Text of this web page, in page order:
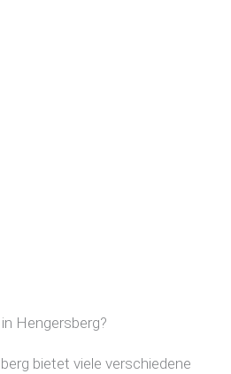
Hengersberg?
bietet viele verschiedene